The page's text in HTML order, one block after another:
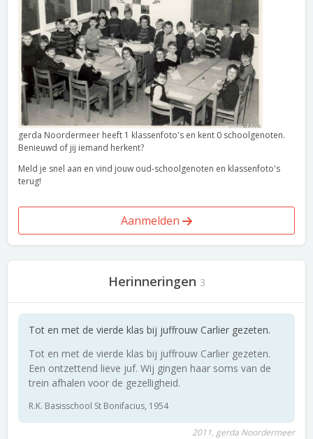
gerda Noordermeer heeft 1 klassenfoto's en kent 0 schoolgenoten.
Benieuwd of jij iemand herkent?
Meld je snel aan en vind jouw oud-schoolgenoten en klassenfoto's
terug!
Aanmelden
Herinneringen 3
Tot en met de vierde klas bij juffrouw Carlier gezeten.
Tot en met de vierde klas bij juffrouw Carlier gezeten.
Een ontzettend lieve juf. Wij gingen haar soms van de
trein afhalen voor de gezelligheid.
R.K. Basisschool St Bonifacius, 1954
2011, gerda Noordermeer